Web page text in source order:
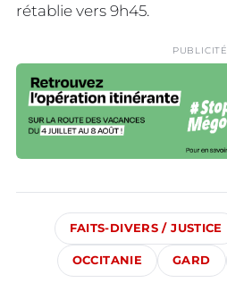
rétablie vers 9h45.
PUBLICITÉ
FAITS-DIVERS / JUSTICE
OCCITANIE GARD